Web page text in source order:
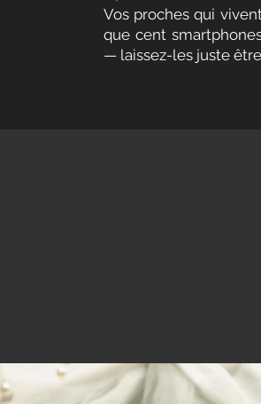
Vos proches qui
que cent
— laissez-les juste